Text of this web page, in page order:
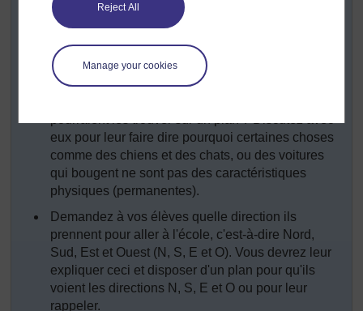
Reject All
Manage your cookies
Demandez à vos élèves de pointer les
Demandez-leur de dire quelles sont les choses
que vous avez observées qui ne sont pas des
eux pour leur faire dire pourquoi certaines choses
comme des chiens et des chats, ou des voitures
qui bougent ne sont pas des caractéristiques
physiques (permanentes).
Demandez à vos élèves quelle direction ils
prennent pour aller à l'école, c'est-à-dire Nord,
Sud, Est et Ouest (N, S, E et O). Vous devrez leur
expliquer ceci et disposer d'un plan pour qu'ils
voient les directions N, S, E et O ou pour leur
rappeler.